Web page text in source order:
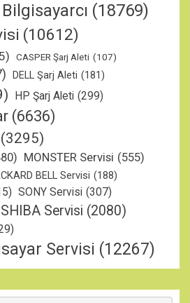
Bilgisayarcı (18769)
(10612)
CASPER Şarj Aleti (107)
DELL Şarj Aleti (181)
HP Şarj Aleti (299)
(6636)
(3295)
MONSTER Servisi (555)
BELL Servisi (188)
SONY Servisi (307)
Servisi (2080)
Servisi (12267)